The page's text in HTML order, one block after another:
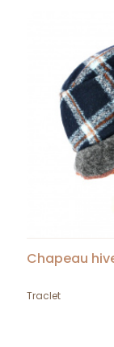
Chapeau
Traclet